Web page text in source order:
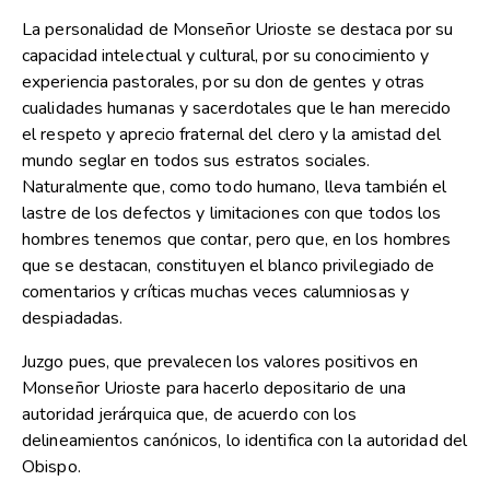
La personalidad de Monseñor Urioste se destaca por su
capacidad intelectual y cultural, por su conocimiento y
experiencia pastorales, por su don de gentes y otras
cualidades humanas y sacerdotales que le han merecido
el respeto y aprecio fraternal del clero y la amistad del
mundo seglar en todos sus estratos sociales.
Naturalmente que, como todo humano, lleva también el
lastre de los defectos y limitaciones con que todos los
hombres tenemos que contar, pero que, en los hombres
que se destacan, constituyen el blanco privilegiado de
comentarios y críticas muchas veces calumniosas y
despiadadas.
Juzgo pues, que prevalecen los valores positivos en
Monseñor Urioste para hacerlo depositario de una
autoridad jerárquica que, de acuerdo con los
delineamientos canónicos, lo identifica con la autoridad del
Obispo.